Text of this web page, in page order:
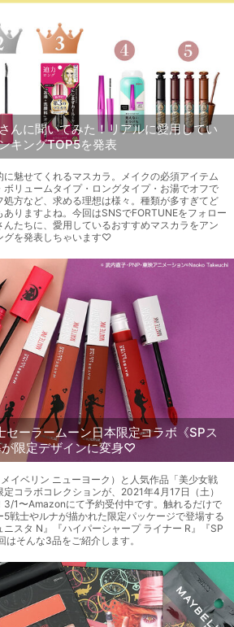
んに聞いてみた！リアルに愛用してい
キングTOP5を発表
魅せてくれるマスカラ。メイクの必須アイテム
リュームタイプ・ロングタイプ・お湯でオフで
処方など、求める理想は様々。種類が多すぎてど
りますよね。今回はSNSでFORTUNEをフォロー
んたちに、愛用しているおすすめマスカラをアン
グを発表しちゃいます♡
セーラームーン日本限定コラボ《SPス
限定デザインに変身♡
イベリン ニューヨーク）と人気作品「美少女戦
コラボコレクションが、2021年4月17日（土）
3/1〜Amazonにて予約受付中です。触れるだけで
戦士やルナが描かれた限定パッケージで登場する
スタ N』『ハイパーシャープ ライナー R』『SP
そんな3品をご紹介します。